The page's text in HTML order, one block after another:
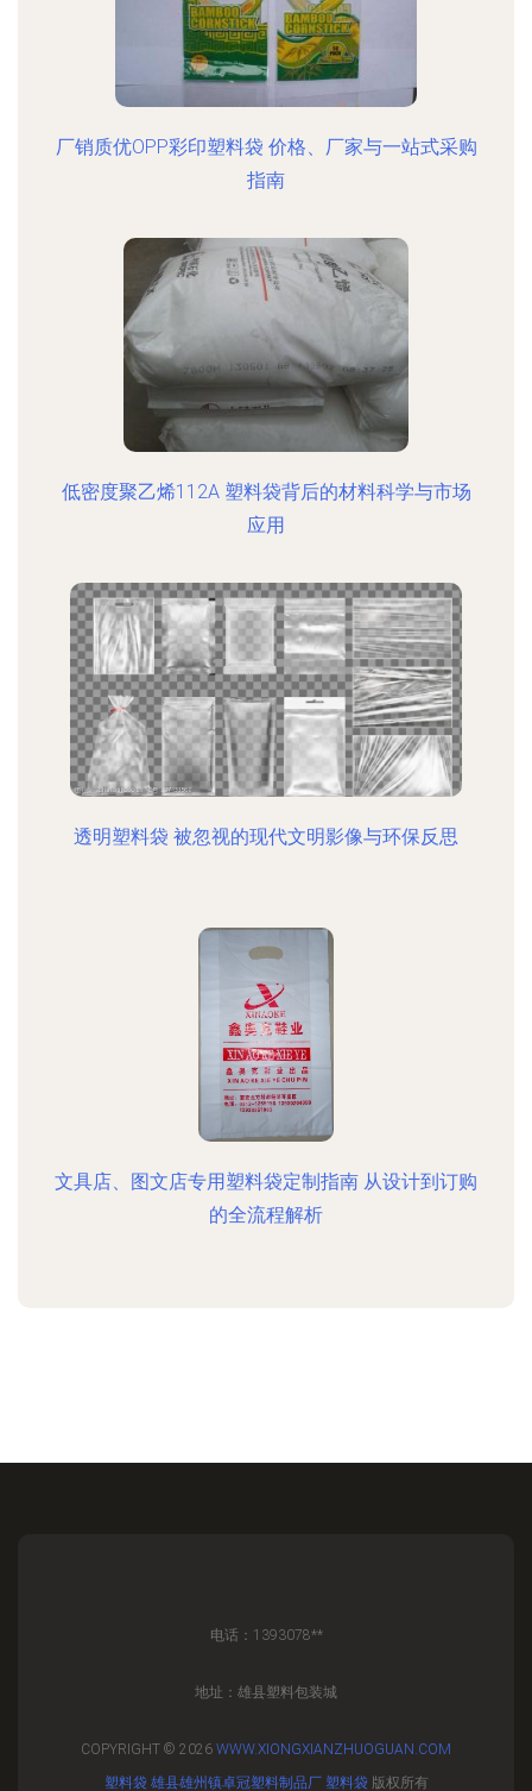
厂销质优OPP彩印塑料袋 价格、厂家与一站式采购
指南
低密度聚乙烯112A 塑料袋背后的材料科学与市场
应用
透明塑料袋 被忽视的现代文明影像与环保反思
文具店、图文店专用塑料袋定制指南 从设计到订购
的全流程解析
电话：1393078**
地址：雄县塑料包装城
COPYRIGHT © 2026 WWW.XIONGXIANZHUOGUAN.COM
塑料袋 雄县雄州镇卓冠塑料制品厂 塑料袋版权所有